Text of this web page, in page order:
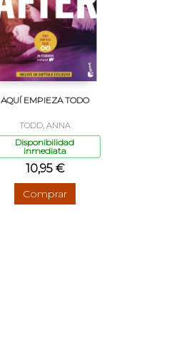
AQUÍ EMPIEZA TODO
TODD, ANNA
Disponibilidad
inmediata
10,95 €
Comprar